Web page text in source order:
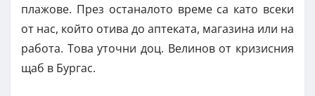
плажове. През останалото време са като всеки
от нас, който отива до аптеката, магазина или на
работа. Това уточни доц. Велинов от кризисния
щаб в Бургас.